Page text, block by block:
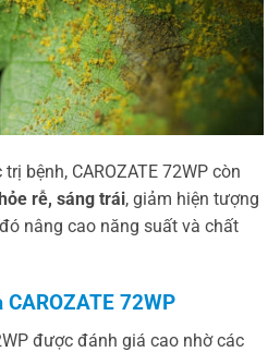
bệnh, CAROZATE 72WP còn
rễ, sáng trái, giảm hiện tượng
nâng cao năng suất và chất
72WP
được đánh giá cao nhờ các